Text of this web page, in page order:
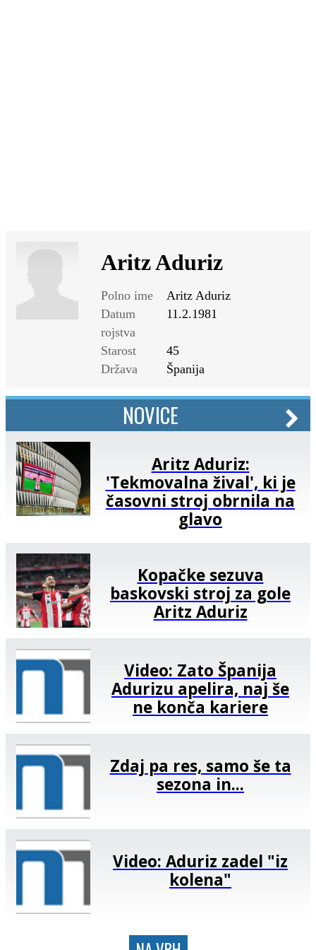
Aritz Aduriz
Polno ime
Aritz Aduriz
Datum
rojstva
11.2.1981
Starost
45
Država
Španija
NOVICE
Aritz Aduriz:
'Tekmovalna žival', ki je
časovni stroj obrnila na
glavo
Kopačke sezuva
baskovski stroj za gole
Aritz Aduriz
Video: Zato Španija
Adurizu apelira, naj še
ne konča kariere
Zdaj pa res, samo še ta
sezona in...
Video: Aduriz zadel "iz
kolena"